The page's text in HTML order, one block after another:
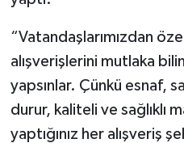
“Vatandaşlarımızdan
alışverişlerini mutlaka
yapsınlar. Çünkü esnaf,
durur, kaliteli ve sağlıklı
yaptığınız her alışveriş